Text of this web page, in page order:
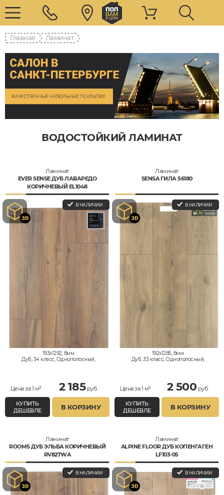
Главная Ламинат
ВОДОСТОЙКИЙ ЛАМИНАТ
Ламинат
EVER SENSE ДУБ ЛАВАРЕДО
КОРИЧНЕВЫЙ EL1048
В НАЛИЧИИ
193x1292, 8мм
Дуб, 34 класс, Однополосный,
Цена за 1 м² 2 185руб.
КУПИТЬ
ДЕШЕВЛЕ
В КОРЗИНУ
Ламинат
SENSA ГИЛА 56180
В НАЛИЧИИ
192x1285, 8мм
Дуб, 33 класс, Однополосный,
Цена за 1 м² 2 500 руб.
КУПИТЬ
ДЕШЕВЛЕ
В КОРЗИНУ
Ламинат
ROOMS ДУБ ЭЛЬБА КОРИЧНЕВЫЙ
RV827WA
В НАЛИЧИИ
Ламинат
ALPINE FLOOR ДУБ КОПЕНГАГЕН
LF103-05
В НАЛИЧИИ